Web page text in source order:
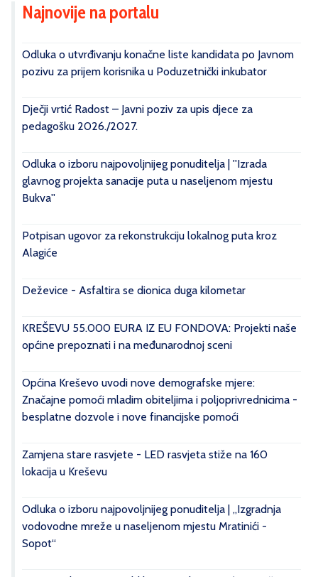
Najnovije na portalu
Odluka o utvrđivanju konačne liste kandidata po Javnom
pozivu za prijem korisnika u Poduzetnički inkubator
Dječji vrtić Radost – Javni poziv za upis djece za
pedagošku 2026./2027.
Odluka o izboru najpovoljnijeg ponuditelja | ''Izrada
glavnog projekta sanacije puta u naseljenom mjestu
Bukva''
Potpisan ugovor za rekonstrukciju lokalnog puta kroz
Alagiće
Deževice - Asfaltira se dionica duga kilometar
KREŠEVU 55.000 EURA IZ EU FONDOVA: Projekti naše
općine prepoznati i na međunarodnoj sceni
Općina Kreševo uvodi nove demografske mjere:
Značajne pomoći mladim obiteljima i poljoprivrednicima -
besplatne dozvole i nove financijske pomoći
Zamjena stare rasvjete - LED rasvjeta stiže na 160
lokacija u Kreševu
Odluka o izboru najpovoljnijeg ponuditelja | „Izgradnja
vodovodne mreže u naseljenom mjestu Mratinići -
Sopot“